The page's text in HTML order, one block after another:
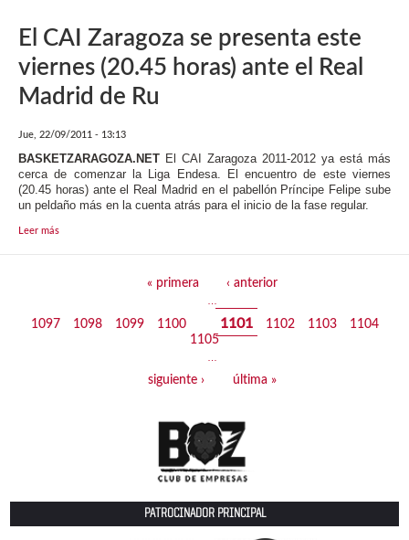
El CAI Zaragoza se presenta este
viernes (20.45 horas) ante el Real
Madrid de Ru
Jue, 22/09/2011 - 13:13
BASKETZARAGOZA.NET El CAI Zaragoza 2011-2012 ya está más
cerca de comenzar la Liga Endesa. El encuentro de este viernes
(20.45 horas) ante el Real Madrid en el pabellón Príncipe Felipe sube
un peldaño más en la cuenta atrás para el inicio de la fase regular.
Leer más
« primera ‹ anterior
1097 1098 1099 1100 1101 1102 1103
1104
1105
siguiente › última »
PATROCINADOR PRINCIPAL